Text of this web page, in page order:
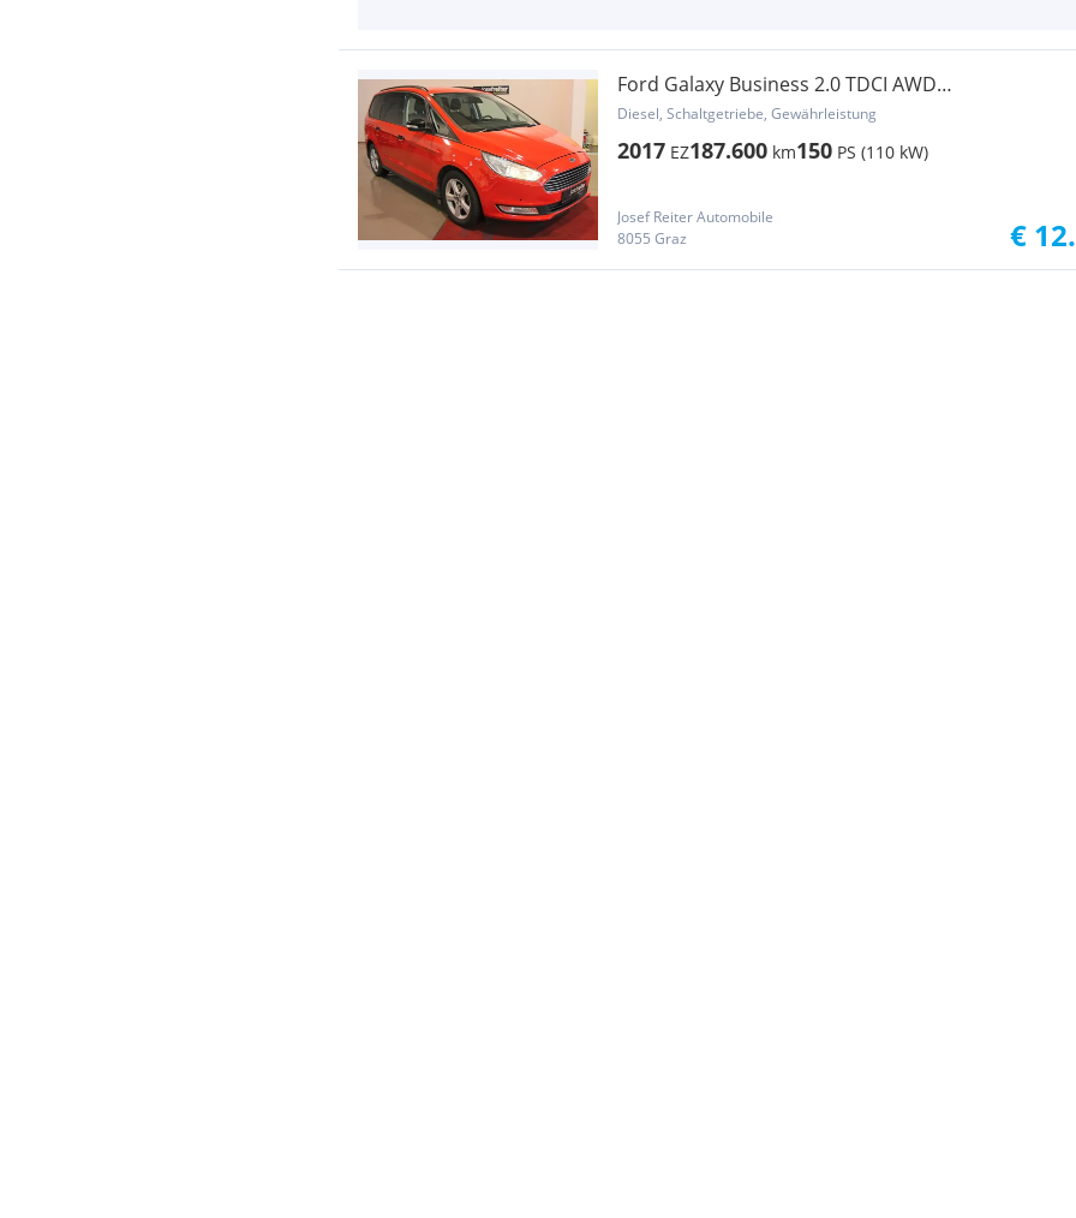
Ford Galaxy Business 2.0 TDCI AWD
NAVI/Lenkradhzg
Diesel, Schaltgetriebe, Gewährleistung
2017 EZ187.600 km150 PS (110 kW)
Josef Reiter Automobile
8055 Graz
€